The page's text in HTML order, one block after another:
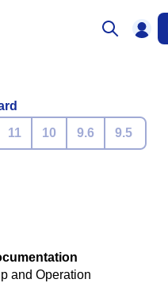
11 10 9.6 9.5
and Operation